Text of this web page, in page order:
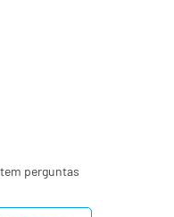
perguntas